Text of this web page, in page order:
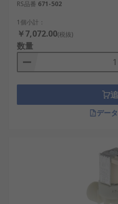
を制御できます。また、食器
家庭内の家電製品でも使用さ
ソレノイドバルブ
自動操作
高速切り替え機能
安全な切り替え
RS品番 671-502
1個小計：
￥7,072.00(税抜)
数量
デー